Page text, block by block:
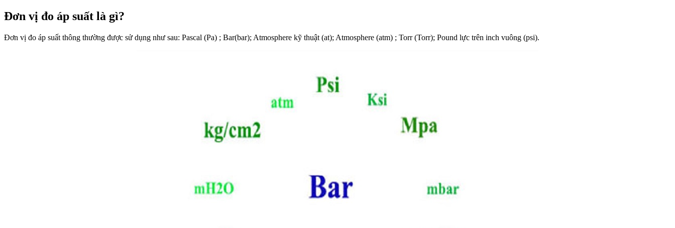
Đơn vị đo áp suất là gì?
Đơn vị đo áp suất thông thường được sử dụng như sau: Pascal (Pa) ; Bar(bar); Atmosphere kỹ thuật (at); Atmosphere (atm) ; Torr (Torr); Pound lực trên inch vuông (psi).